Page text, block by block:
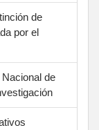
de
por el
de